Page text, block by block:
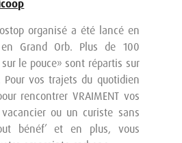
organisé a été lancé en
Grand Orb. Plus de 100
le pouce» sont répartis sur
vos trajets du quotidien
rencontrer VRAIMENT vos
ou un curiste sans
bénéf’ et en plus, vous